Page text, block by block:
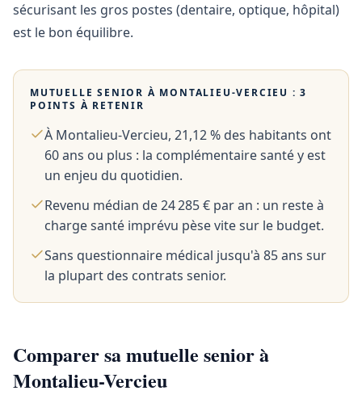
sécurisant les gros postes (dentaire, optique, hôpital)
est le bon équilibre.
MUTUELLE SENIOR À MONTALIEU-VERCIEU : 3
POINTS À RETENIR
À Montalieu-Vercieu, 21,12 % des habitants ont
60 ans ou plus : la complémentaire santé y est
un enjeu du quotidien.
Revenu médian de 24 285 € par an : un reste à
charge santé imprévu pèse vite sur le budget.
Sans questionnaire médical jusqu'à 85 ans sur
la plupart des contrats senior.
Comparer sa mutuelle senior à
Montalieu-Vercieu